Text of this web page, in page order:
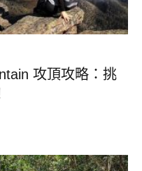
攻頂攻略：挑